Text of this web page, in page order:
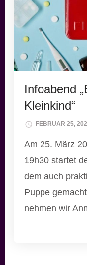
Infoabend
Kleinkind“
FEBRUAR 25,
Am 25. März
19h30 startet
dem auch
Puppe
nehmen wir